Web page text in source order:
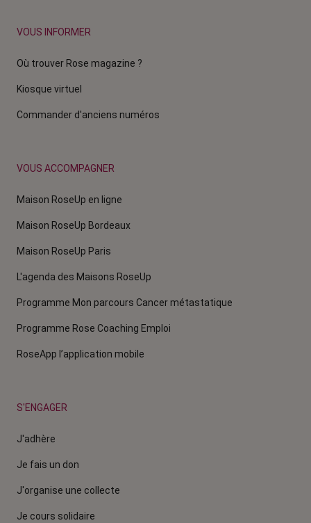
VOUS INFORMER
Où trouver Rose magazine ?
Kiosque virtuel
Commander d'anciens numéros
VOUS ACCOMPAGNER
Maison RoseUp en ligne
Maison RoseUp Bordeaux
Maison RoseUp Paris
L'agenda des Maisons RoseUp
Programme Mon parcours Cancer métastatique
Programme Rose Coaching Emploi
RoseApp l’application mobile
S'ENGAGER
J'adhère
Je fais un don
J'organise une collecte
Je cours solidaire